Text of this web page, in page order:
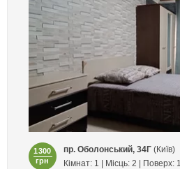
1300
грн
пр. Оболонський, 34Г(Київ)
Кімнат: 1 | Місць: 2 | Поверх: 1